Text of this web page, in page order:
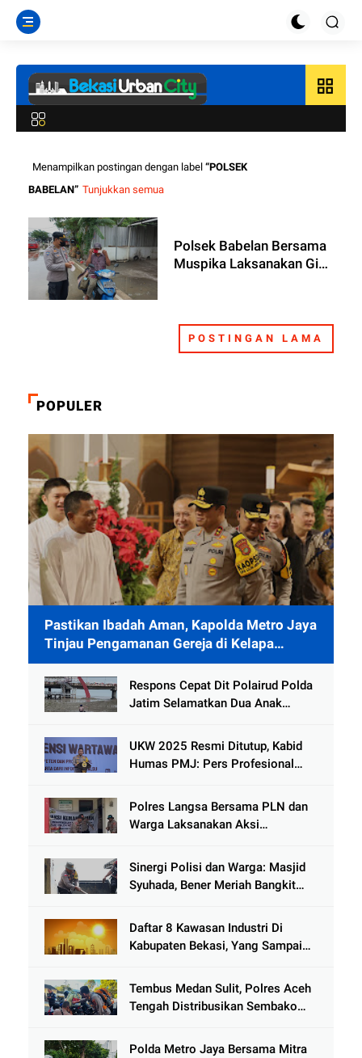
grid_view
Menampilkan postingan dengan label POLSEK
BABELAN
Tunjukkan semua
Polsek Babelan Bersama
Muspika Laksanakan Giat
POSTINGAN LAMA
POPULER
Pastikan Ibadah Aman, Kapolda Metro Jaya
Tinjau Pengamanan Gereja di Kelapa
Gading
Respons Cepat Dit Polairud Polda
Jatim Selamatkan Dua Anak
Kenjeran
UKW 2025 Resmi Ditutup, Kabid
Humas PMJ: Pers Profesional
Hoaks
Polres Langsa Bersama PLN dan
Warga Laksanakan Aksi
Tamiang
Sinergi Polisi dan Warga: Masjid
Syuhada, Bener Meriah Bangkit
Daftar 8 Kawasan Industri Di
Kabupaten Bekasi, Yang Sampai
Tembus Medan Sulit, Polres Aceh
Tengah Distribusikan Sembako
Jamat
Polda Metro Jaya Bersama Mitra